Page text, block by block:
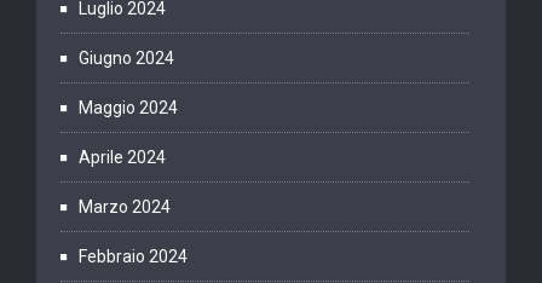
Luglio 2024
Giugno 2024
Maggio 2024
Aprile 2024
Marzo 2024
Febbraio 2024